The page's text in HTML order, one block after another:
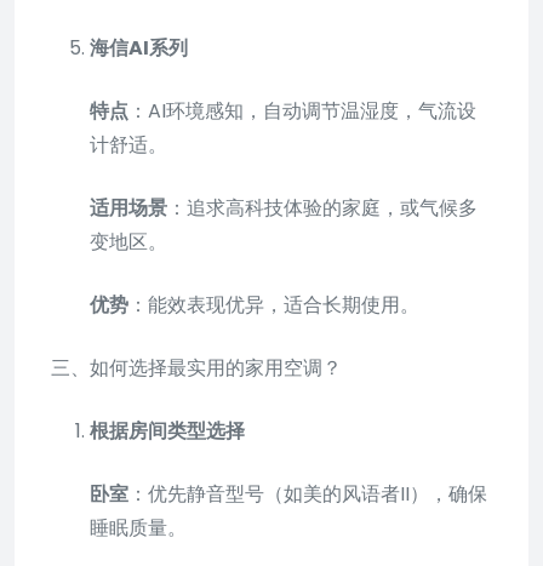
海信AI系列
特点 ：AI环境感知，自动调节温湿度，气流设
计舒适。
适用场景 ：追求高科技体验的家庭，或气候多
变地区。
优势 ：能效表现优异，适合长期使用。
三、如何选择最实用的家用空调？
根据房间类型选择
卧室 ：优先静音型号（如美的风语者II），确保
睡眠质量。